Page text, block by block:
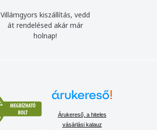
Villámgyors kiszállítás, vedd
át rendelésed akár már
holnap!
Árukereső, a hiteles
vásárlási kalauz